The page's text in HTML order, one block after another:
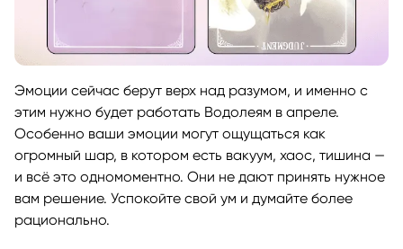
Эмоции сейчас берут верх над разумом, и именно с
этим нужно будет работать Водолеям в апреле.
Особенно ваши эмоции могут ощущаться как
огромный шар, в котором есть вакуум, хаос, тишина —
и всё это одномоментно. Они не дают принять нужное
вам решение. Успокойте свой ум и думайте более
рационально.